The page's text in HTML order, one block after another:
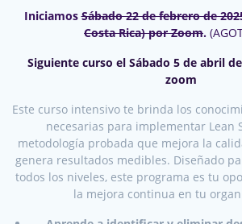
IniciamosSábado 22 de febrero de
Costa Rica) por Zoom.
Siguiente curso el Sábado 5 de abril
zoom
Este curso intensivo te brinda los
necesarias para implementar Lean
metodología probada que mejora la
genera resultados medibles. Diseñado
todos los niveles, este programa es tu
la mejora continua en tu